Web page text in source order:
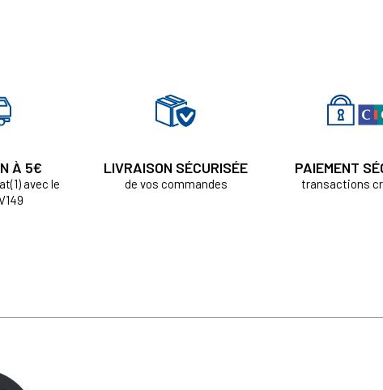
À 5€
avec le
LIVRAISON SÉCURISÉE
de vos commandes
PAIEMENT
transactions